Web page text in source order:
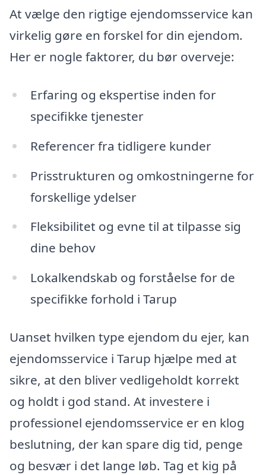
At vælge den rigtige ejendomsservice kan
virkelig gøre en forskel for din ejendom.
Her er nogle faktorer, du bør overveje:
Erfaring og ekspertise inden for
specifikke tjenester
Referencer fra tidligere kunder
Prisstrukturen og omkostningerne for
forskellige ydelser
Fleksibilitet og evne til at tilpasse sig
dine behov
Lokalkendskab og forståelse for de
specifikke forhold i Tarup
Uanset hvilken type ejendom du ejer, kan
ejendomsservice i Tarup hjælpe med at
sikre, at den bliver vedligeholdt korrekt
og holdt i god stand. At investere i
professionel ejendomsservice er en klog
beslutning, der kan spare dig tid, penge
og besvær i det lange løb. Tag et kig på